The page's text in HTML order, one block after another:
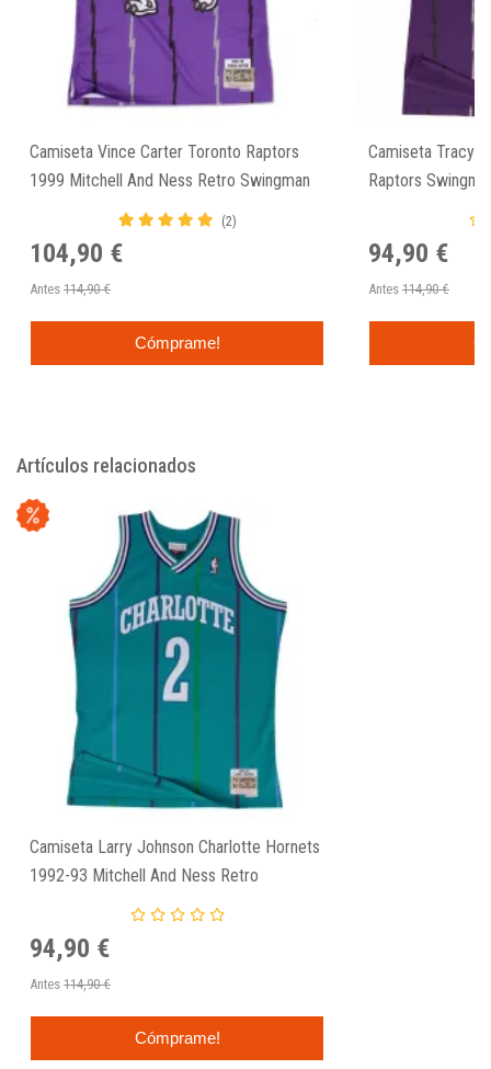
Camiseta Vince Carter Toronto Raptors
1999 Mitchell And Ness Retro Swingman
(2)
104,90 €
Antes 114,90 €
Cómprame!
Camiseta Tracy
Raptors
94,90 €
Antes 114,90 €
Artículos relacionados
Camiseta Larry Johnson Charlotte Hornets
1992-93 Mitchell And Ness Retro
94,90 €
Antes 114,90 €
Cómprame!